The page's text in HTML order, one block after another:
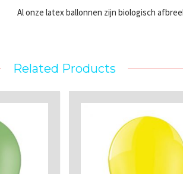
Al onze latex ballonnen zijn biologisch
Related Products